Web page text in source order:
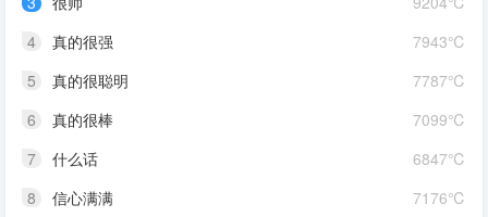
7943℃
4
真的很强
7787℃
5
真的很聪明
7099℃
6
真的很棒
6847℃
7
什么话
7176℃
8
信心满满